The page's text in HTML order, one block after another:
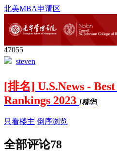
北美MBA申请区
47055
steven
[排名] U.S.News -
Rankings 2023 [精华]
只看楼主 倒序浏览
全部评论78